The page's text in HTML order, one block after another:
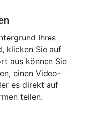
Ihres
klicken Sie auf
aus können Sie
einen Video-
es direkt auf
teilen.